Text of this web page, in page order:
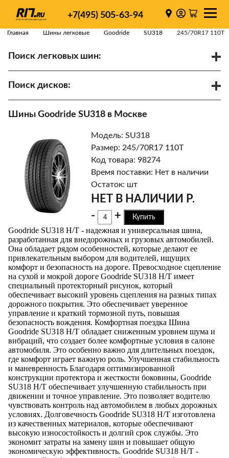
+7(495) 505-63-94
Главная Шины легковые Goodride SU318 245/70R17 110T
Поиск легковых шин:
Поиск дисков:
Найти
Шины Goodride SU318 в Москве
Модель: SU318
Размер: 245/70R17 110T
Код товара: 98274
Время поставки: Нет в наличии
Остаток: шт
НЕТ В НАЛИЧИИ Р.
-
+ Купить
Goodride SU318 H/T - надежная и универсальная шина,
разработанная для внедорожных и грузовых автомобилей.
Она обладает рядом особенностей, которые делают ее
привлекательным выбором для водителей, ищущих
комфорт и безопасность на дороге. Превосходное сцепление
на сухой и мокрой дороге Goodride SU318 H/T имеет
специальный протекторный рисунок, который
обеспечивает высокий уровень сцепления на разных типах
дорожного покрытия. Это обеспечивает уверенное
управление и краткий тормозной путь, повышая
безопасность вождения. Комфортная поездка Шина
Goodride SU318 H/T обладает сниженным уровнем шума и
вибраций, что создает более комфортные условия в салоне
автомобиля. Это особенно важно для длительных поездок,
где комфорт играет важную роль. Улучшенная стабильность
и маневренность Благодаря оптимизированной
конструкции протектора и жесткости боковины, Goodride
SU318 H/T обеспечивает улучшенную стабильность при
движении и точное управление. Это позволяет водителю
чувствовать контроль над автомобилем в любых дорожных
условиях. Долговечность Goodride SU318 H/T изготовлена
из качественных материалов, которые обеспечивают
высокую износостойкость и долгий срок службы. Это
экономит затраты на замену шин и повышает общую
экономическую эффективность. Goodride SU318 H/T -